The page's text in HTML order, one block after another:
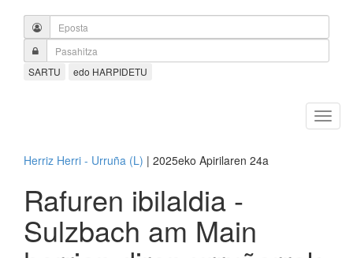
SARTU edo HARPIDETU
Herriz Herri - Urruña (L) | 2025eko Apirilaren 24a
Rafuren ibilaldia -
Sulzbach am Main